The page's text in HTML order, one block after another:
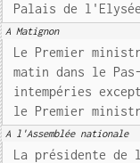
Palais de
A Matignon
Le Premier
matin dans le
intempéries
le Premier
A l'Assemblée nationale
La présidente de